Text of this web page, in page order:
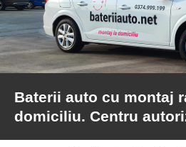
moto
Baterii
de
camion
Baterii auto cu montaj
domiciliu. Centru